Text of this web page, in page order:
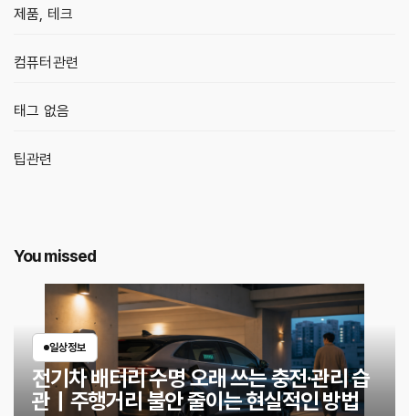
제품, 테크
컴퓨터관련
태그 없음
팁관련
You missed
일상정보
전기차 배터리 수명 오래 쓰는 충전·관리 습
관｜주행거리 불안 줄이는 현실적인 방법